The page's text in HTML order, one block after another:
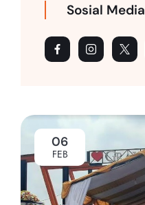
06
FEB
Sosial Media